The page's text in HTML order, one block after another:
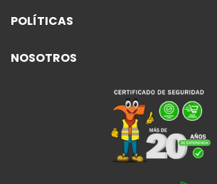
POLÍTICAS
NOSOTROS